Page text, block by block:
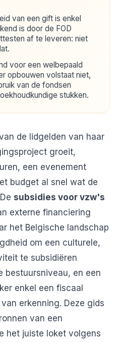
van een gift is enkel
is door de FOD
af te leveren: niet
voor een welbepaald
opbouwen volstaat niet,
van de fondsen
stukken.
de lidgelden van haar
groeit,
een evenement
budget al snel wat de
subsidies voor vzw's
externe financiering
het Belgische landschap
om een culturele,
te subsidiëren
bestuursniveau, en een
enkel een fiscaal
erkenning. Deze gids
van een
het juiste loket volgens